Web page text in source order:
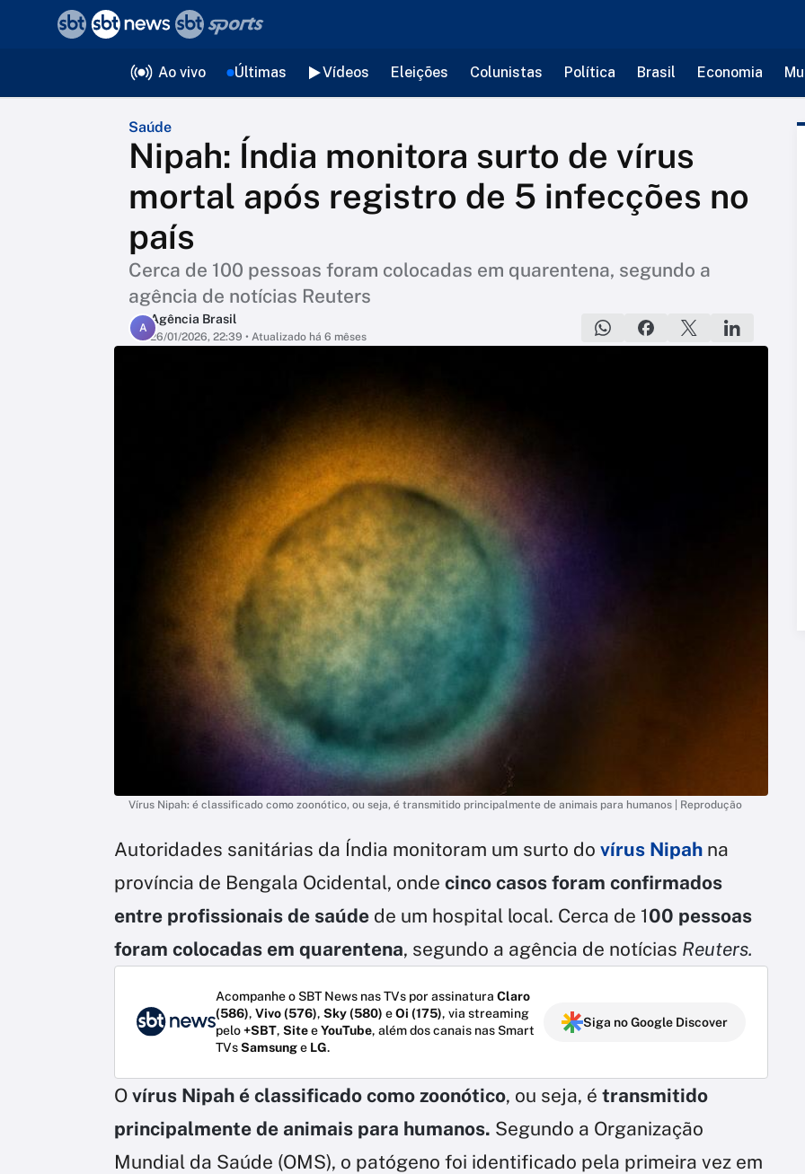
Ao vivo Últimas Vídeos Eleições Colunistas Política Brasil Economia
Saúde
Nipah: Índia monitora surto de vírus
mortal após registro de 5 infecções no
país
Cerca de 100 pessoas foram colocadas em quarentena, segundo a
agência de notícias Reuters
A
Agência Brasil
26/01/2026, 22:39 • Atualizado há 6 mêses
Vírus Nipah: é classificado como zoonótico, ou seja, é transmitido principalmente de animais para humanos | Reprodução
Autoridades sanitárias da Índia monitoram um surto do vírus Nipah na
província de Bengala Ocidental, onde cinco casos foram confirmados
entre profissionais de saúde de um hospital local. Cerca de 100 pessoas
foram colocadas em quarentena, segundo a agência de notícias Reuters.
Acompanhe o SBT News nas TVs por assinatura Claro
(586), Vivo (576), Sky (580) eOi (175), via streaming
pelo+SBT, SiteeYouTube, além dos canais nas Smart
TVsSamsunge LG.
Siga no Google Discover
O vírus Nipah é classificado como zoonótico, ou seja, é transmitido
principalmente de animais para humanos. Segundo a Organização
Mundial da Saúde (OMS), o patógeno foi identificado pela primeira vez em
voltar
Editorias